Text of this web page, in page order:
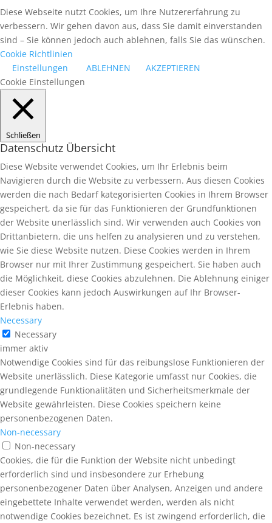
Diese Webseite nutzt Cookies, um Ihre Nutzererfahrung zu
verbessern. Wir gehen davon aus, dass Sie damit einverstanden
sind – Sie können jedoch auch ablehnen, falls Sie das wünschen.
Cookie Richtlinien
Einstellungen
ABLEHNEN
AKZEPTIEREN
Cookie Einstellungen
Schließen
Datenschutz Übersicht
Diese Website verwendet Cookies, um Ihr Erlebnis beim
Navigieren durch die Website zu verbessern. Aus diesen Cookies
werden die nach Bedarf kategorisierten Cookies in Ihrem Browser
gespeichert, da sie für das Funktionieren der Grundfunktionen
der Website unerlässlich sind. Wir verwenden auch Cookies von
Drittanbietern, die uns helfen zu analysieren und zu verstehen,
wie Sie diese Website nutzen. Diese Cookies werden in Ihrem
Browser nur mit Ihrer Zustimmung gespeichert. Sie haben auch
die Möglichkeit, diese Cookies abzulehnen. Die Ablehnung einiger
dieser Cookies kann jedoch Auswirkungen auf Ihr Browser-
Erlebnis haben.
Necessary
Necessary
immer aktiv
Notwendige Cookies sind für das reibungslose Funktionieren der
Website unerlässlich. Diese Kategorie umfasst nur Cookies, die
grundlegende Funktionalitäten und Sicherheitsmerkmale der
Website gewährleisten. Diese Cookies speichern keine
personenbezogenen Daten.
Non-necessary
Non-necessary
Cookies, die für die Funktion der Website nicht unbedingt
erforderlich sind und insbesondere zur Erhebung
personenbezogener Daten über Analysen, Anzeigen und andere
eingebettete Inhalte verwendet werden, werden als nicht
notwendige Cookies bezeichnet. Es ist zwingend erforderlich, die